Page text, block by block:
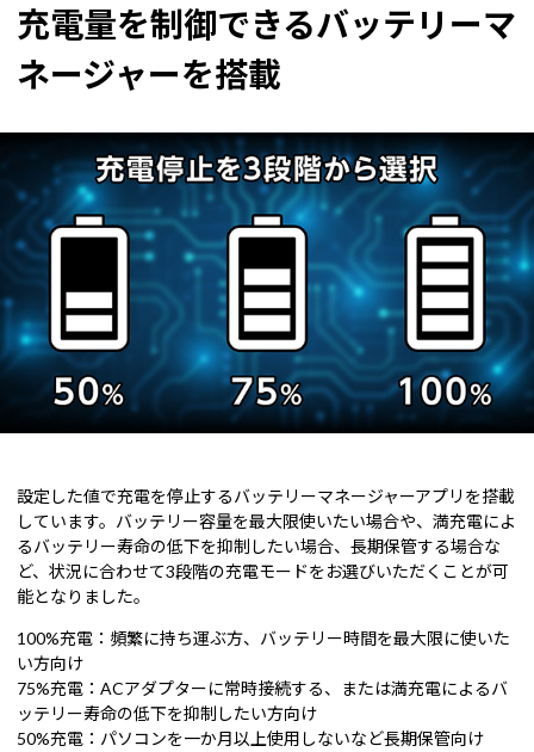
充電量を制御できるバッテリーマ
ネージャーを搭載
設定した値で充電を停止するバッテリーマネージャーアプリを搭載
しています。バッテリー容量を最大限使いたい場合や、満充電によ
るバッテリー寿命の低下を抑制したい場合、長期保管する場合な
ど、状況に合わせて3段階の充電モードをお選びいただくことが可
能となりました。
100%充電：頻繁に持ち運ぶ方、バッテリー時間を最大限に使いた
い方向け
75%充電：ACアダプターに常時接続する、または満充電によるバ
ッテリー寿命の低下を抑制したい方向け
50%充電：パソコンを一か月以上使用しないなど長期保管向け